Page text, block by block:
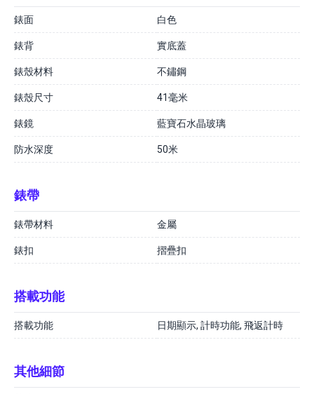
錶面 白色
錶背 實底蓋
錶殼材料 不鏽鋼
錶殼尺寸 41毫米
錶鏡 藍寶石水晶玻璃
防水深度 50米
錶帶
錶帶材料 金屬
錶扣 摺疊扣
搭載功能
搭載功能 日期顯示, 計時功能, 飛返計時
其他細節